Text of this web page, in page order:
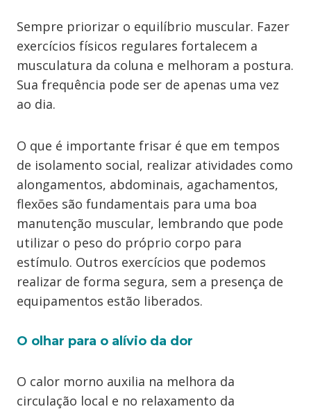
Sempre priorizar o equilíbrio muscular. Fazer
exercícios físicos regulares fortalecem a
musculatura da coluna e melhoram a postura.
Sua frequência pode ser de apenas uma vez
ao dia.
O que é importante frisar é que em tempos
de isolamento social, realizar atividades como
alongamentos, abdominais, agachamentos,
flexões são fundamentais para uma boa
manutenção muscular, lembrando que pode
utilizar o peso do próprio corpo para
estímulo. Outros exercícios que podemos
realizar de forma segura, sem a presença de
equipamentos estão liberados.
O olhar para o alívio da dor
O calor morno auxilia na melhora da
circulação local e no relaxamento da